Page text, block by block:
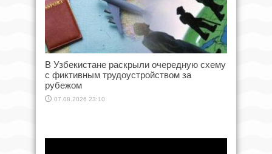
В Узбекистане раскрыли очередную схему
с фиктивным трудоустройством за
рубежом
07.08.2026 23:10